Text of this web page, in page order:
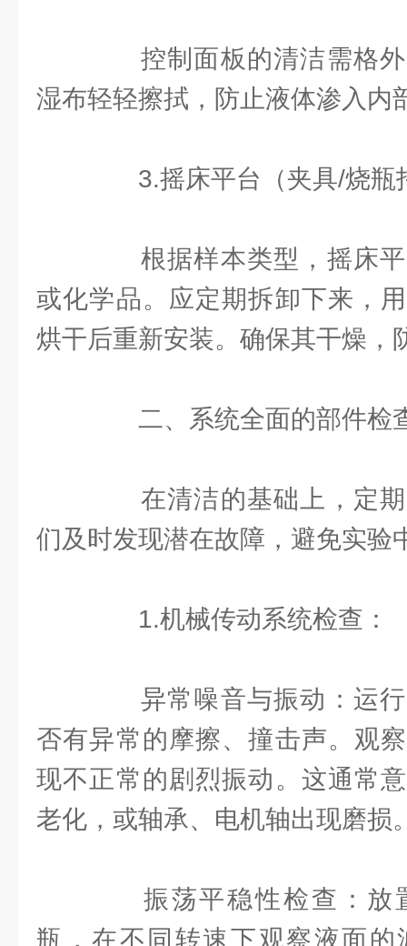
控制面板的清洁需格外
湿布轻轻擦拭，防止液体渗入内
3.摇床平台（夹具/烧瓶
根据样本类型，摇床平
或化学品。应定期拆卸下来，
烘干后重新安装。确保其干燥，
二、系统全面的部件检
在清洁的基础上，定期
们及时发现潜在故障，避免实验
1.机械传动系统检查：
异常噪音与振动：运行
否有异常的摩擦、撞击声。观
现不正常的剧烈振动。这通常
老化，或轴承、电机轴出现磨损
振荡平稳性检查：放
瓶，在不同转速下观察液面的